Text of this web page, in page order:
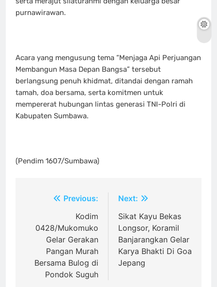
purnawirawan.
‎Acara yang mengusung tema “Menjaga Api Perjuangan
Membangun Masa Depan Bangsa” tersebut
berlangsung penuh khidmat, ditandai dengan ramah
tamah, doa bersama, serta komitmen untuk
mempererat hubungan lintas generasi TNI-Polri di
Kabupaten Sumbawa.
‎(Pendim 1607/Sumbawa)
NavigasiPrevious:
Kodim
0428/Mukomuko
Gelar Gerakan
Pangan Murah
Bersama Bulog di
Pondok Suguh
Next:
Sikat Kayu Bekas
Longsor, Koramil
Banjarangkan Gelar
Karya Bhakti Di Goa
Jepang